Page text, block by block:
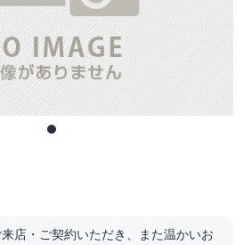
店・ご契約いただき、また温かいお